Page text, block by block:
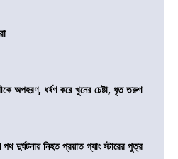
অপহরণ, ধর্ষণ করে খুনের চেষ্টা, ধৃত তরুণ
দুর্ঘটনায় নিহত প্রয়াত গ্যাং স্টারের পুত্র